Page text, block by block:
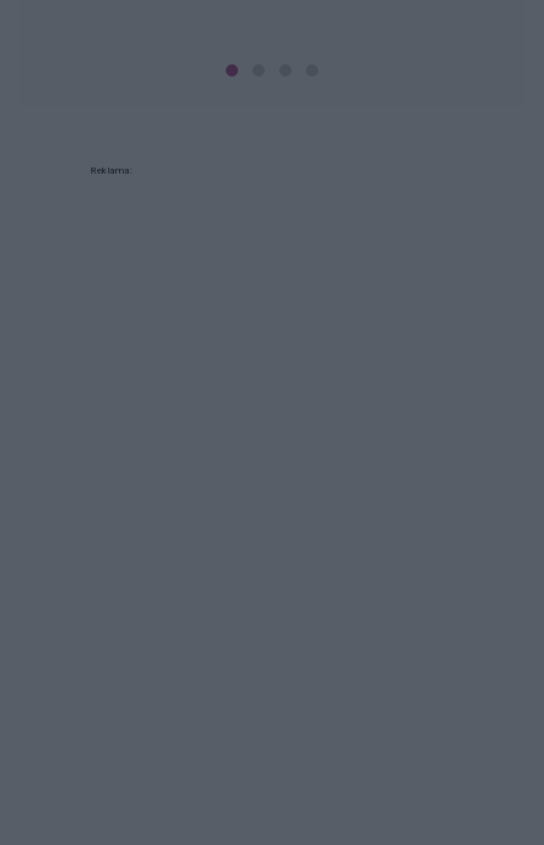
Reklama: